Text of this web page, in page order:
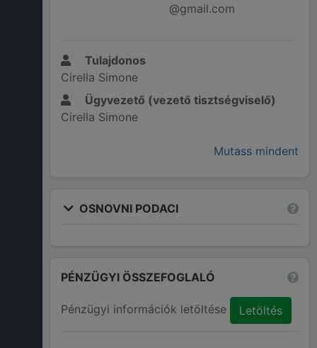
@gmail.com
Tulajdonos
Cirella Simone
Ügyvezető (vezető tisztségviselő)
Cirella Simone
Mutass mindent
OSNOVNI PODACI
PÉNZÜGYI ÖSSZEFOGLALÓ
Pénzügyi információk letöltése Letöltés